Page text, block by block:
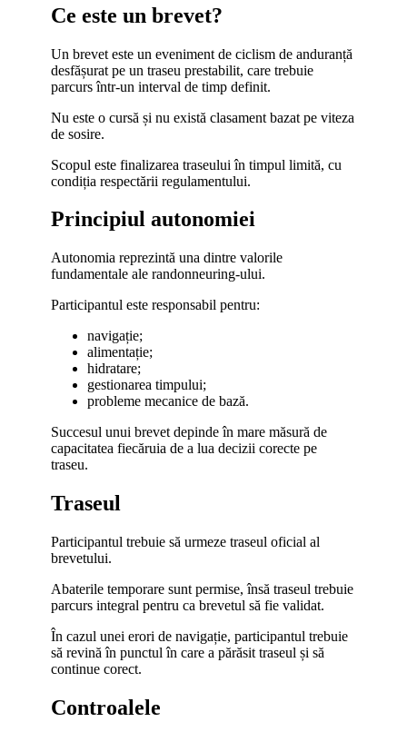
Ce este un brevet?
Un brevet este un eveniment de ciclism de anduranță
desfășurat pe un traseu prestabilit, care trebuie
parcurs într-un interval de timp definit.
Nu este o cursă și nu există clasament bazat pe viteza
de sosire.
Scopul este finalizarea traseului în timpul limită, cu
condiția respectării regulamentului.
Principiul autonomiei
Autonomia reprezintă una dintre valorile
fundamentale ale randonneuring-ului.
Participantul este responsabil pentru:
navigație;
alimentație;
hidratare;
gestionarea timpului;
probleme mecanice de bază.
Succesul unui brevet depinde în mare măsură de
capacitatea fiecăruia de a lua decizii corecte pe
traseu.
Traseul
Participantul trebuie să urmeze traseul oficial al
brevetului.
Abaterile temporare sunt permise, însă traseul trebuie
parcurs integral pentru ca brevetul să fie validat.
În cazul unei erori de navigație, participantul trebuie
să revină în punctul în care a părăsit traseul și să
continue corect.
Controalele